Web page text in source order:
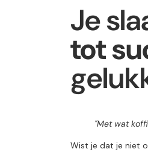
Je
tot
"Met wat
Wist je dat je niet